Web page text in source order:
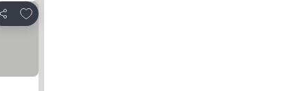
Jaa
Lisää suosikkeihin